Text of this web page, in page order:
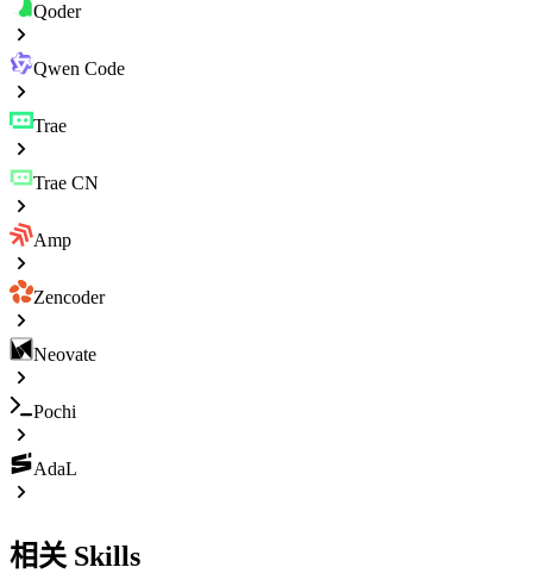
Qoder
Qwen Code
Trae
Trae CN
Amp
Zencoder
Neovate
Pochi
AdaL
相关 Skills